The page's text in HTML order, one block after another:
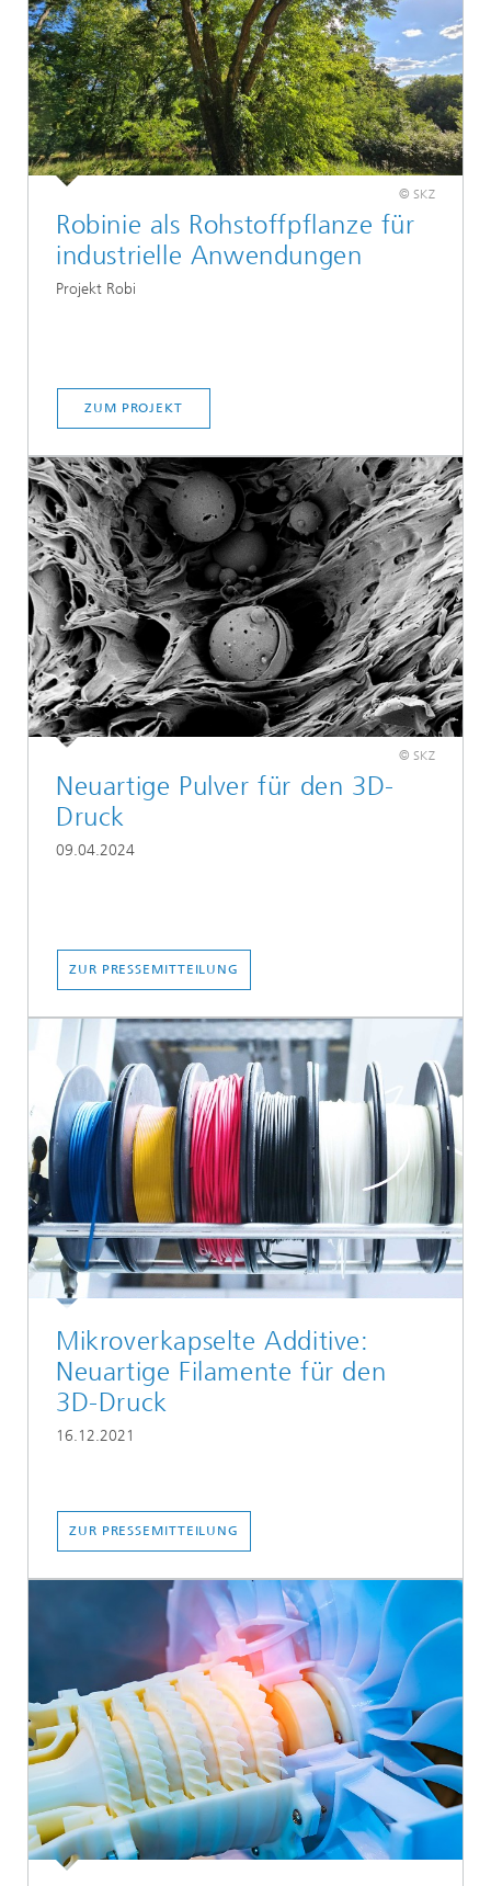
© SKZ
Robinie als Rohstoffpflanze für
industrielle Anwendungen
Projekt Robi
ZUM PROJEKT
© SKZ
Neuartige Pulver für den 3D-
Druck
09.04.2024
ZUR PRESSEMITTEILUNG
Mikroverkapselte Additive:
Neuartige Filamente für den
3D-Druck
16.12.2021
ZUR PRESSEMITTEILUNG